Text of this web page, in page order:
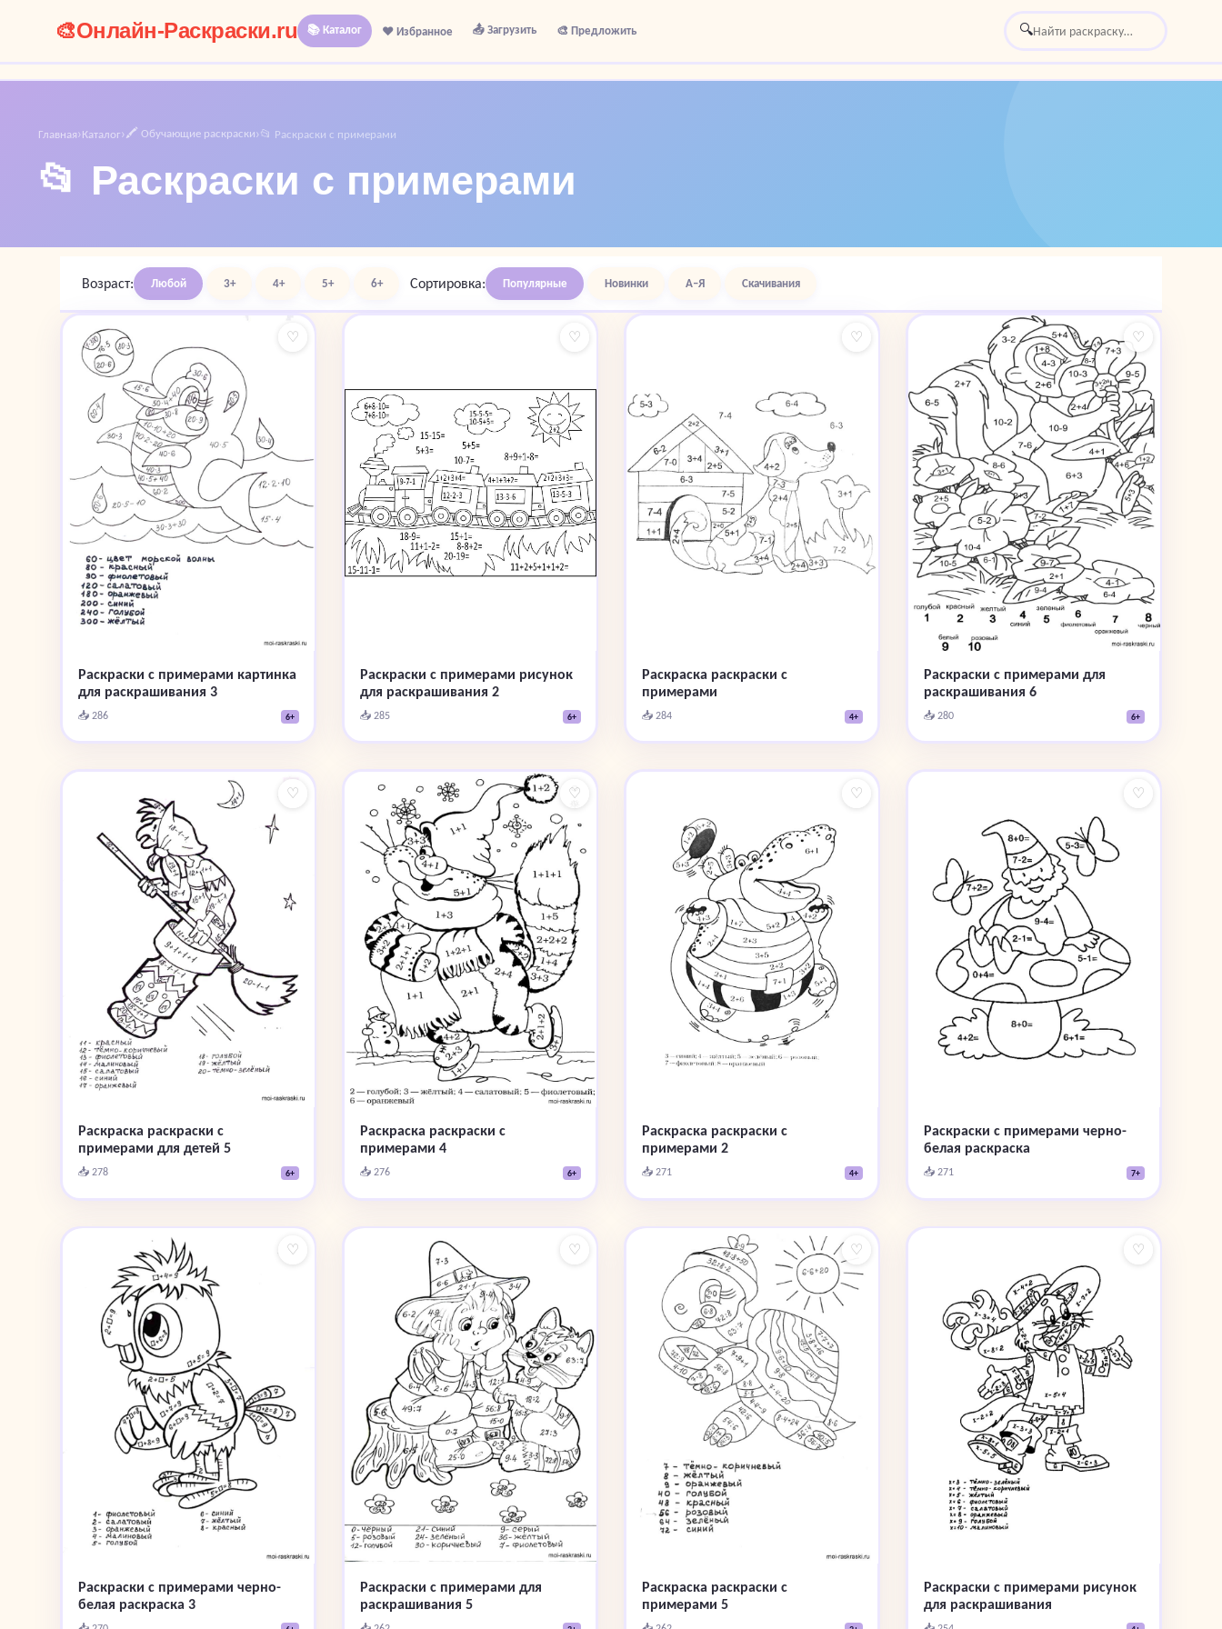
🎨Онлайн-Раскраски.ru 📚 Каталог ❤️ Избранное 📤 Загрузить 🎨 Предложить 🔍
Главная›Каталог›🖍️ Обучающие раскраски›📂 Раскраски с примерами
📂 Раскраски с примерами
Возраст: Любой 3+ 4+ 5+ 6+ Сортировка: Популярные Новинки А–Я Скачивания
♡
Раскраски с примерами картинка
для раскрашивания 3
📥 286 6+
♡
Раскраски с примерами рисунок
для раскрашивания 2
📥 285 6+
♡
Раскраска раскраски с
примерами
📥 284 4+
♡
Раскраски с примерами для
раскрашивания 6
📥 280 6+
♡
Раскраска раскраски с
примерами для детей 5
📥 278 6+
♡
Раскраска раскраски с
примерами 4
📥 276 6+
♡
Раскраска раскраски с
примерами 2
📥 271 4+
♡
Раскраски с примерами черно-
белая раскраска
📥 271 7+
♡
Раскраски с примерами черно-
белая раскраска 3
♡
Раскраски с примерами для
раскрашивания 5
♡
Раскраска раскраски с
примерами 5
♡
Раскраски с примерами рисунок
для раскрашивания